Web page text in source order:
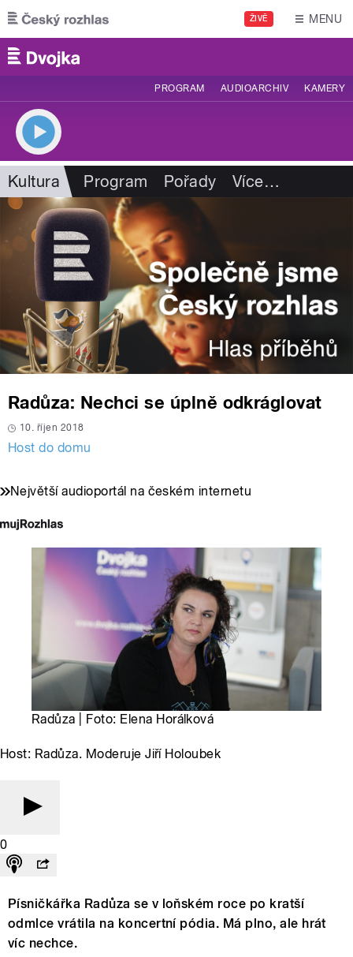
Přejít k hlavnímu obsahu
ŽIVĚ MENU
PROGRAM AUDIOARCHIV KAMERY
Kultura Program Pořady Více…
Radůza: Nechci se úplně odkráglovat
10. říjen 2018
Host do domu
Největší audioportál na českém internetu
Radůza | Foto: Elena Horálková
Host: Radůza. Moderuje Jiří Holoubek
0
Písničkářka Radůza se v loňském roce po kratší
odmlce vrátila na koncertní pódia. Má plno, ale hrát
víc nechce.